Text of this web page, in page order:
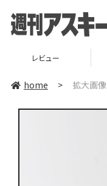
レビュー
home > 拡大画像